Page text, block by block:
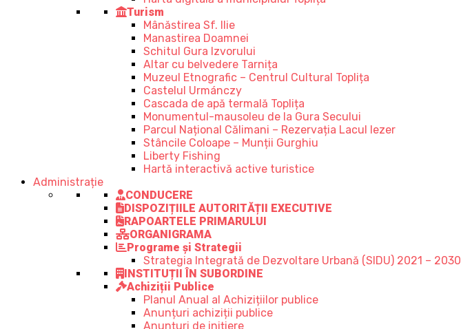
Turism
Mânăstirea Sf. Ilie
Manastirea Doamnei
Schitul Gura Izvorului
Altar cu belvedere Tarnița
Muzeul Etnografic – Centrul Cultural Toplița
Castelul Urmánczy
Cascada de apă termală Toplița
Monumentul-mausoleu de la Gura Secului
Parcul Național Călimani – Rezervația Lacul Iezer
Stâncile Coloape – Munții Gurghiu
Liberty Fishing
Hartă interactivă active turistice
Administrație
CONDUCERE
DISPOZIȚIILE AUTORITĂȚII EXECUTIVE
RAPOARTELE PRIMARULUI
ORGANIGRAMA
Programe și Strategii
Strategia Integrată de Dezvoltare Urbană (SIDU) 2021 – 2030
INSTITUȚII ÎN SUBORDINE
Achiziții Publice
Planul Anual al Achizițiilor publice
Anunțuri achiziții publice
Anunțuri de inițiere